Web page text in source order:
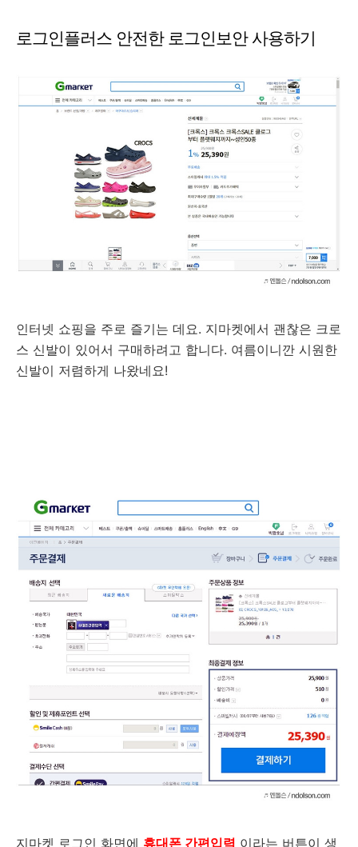
로그인플러스 안전한 로그인보안 사용하기
인터넷 쇼핑을 주로 즐기는 데요. 지마켓에서 괜찮은 크로
스 신발이 있어서 구매하려고 합니다. 여름이니깐 시원한
신발이 저렴하게 나왔네요!
지마켓 로그인 화면에 휴대폰 간편입력 이라는 버튼이 생